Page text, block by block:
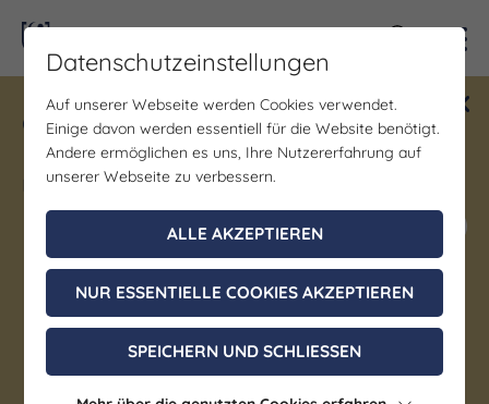
Gewinne ein Blind Date mit Saale-
Unstrut! Teilnahme vom 1.7. - 18.12.
möglich.
Jetzt mitmachen
Psst … im Schlosspark
Ostrau strahlt ein
knallgelber Riese
Datenschutzeinstellungen
Auf unserer Webseite werden Cookies verwendet.
Einige davon werden essentiell für die Website benötigt.
Andere ermöglichen es uns, Ihre Nutzererfahrung auf
unserer Webseite zu verbessern.
ALLE AKZEPTIEREN
NUR ESSENTIELLE COOKIES AKZEPTIEREN
SPEICHERN UND SCHLIESSEN